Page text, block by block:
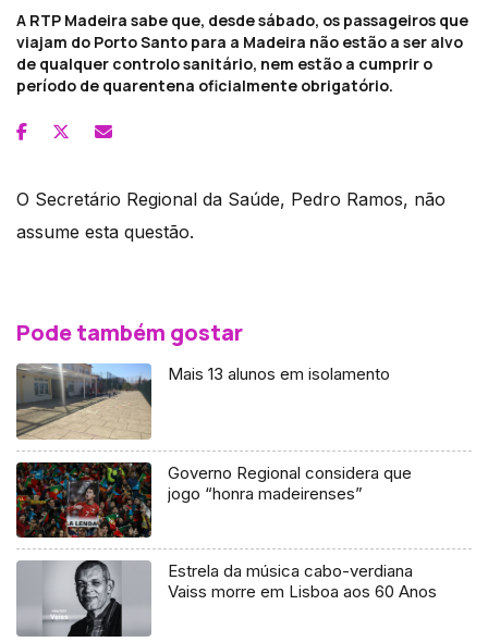
A RTP Madeira sabe que, desde sábado, os passageiros que
viajam do Porto Santo para a Madeira não estão a ser alvo
de qualquer controlo sanitário, nem estão a cumprir o
período de quarentena oficialmente obrigatório.
O Secretário Regional da Saúde, Pedro Ramos, não
assume esta questão.
Pode também gostar
Mais 13 alunos em isolamento
Governo Regional considera que
jogo “honra madeirenses”
Estrela da música cabo-verdiana
Vaiss morre em Lisboa aos 60 Anos